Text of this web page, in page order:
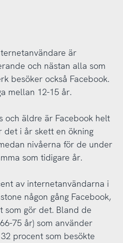
är
och nästan alla som
besöker också Facebook.
mellan 12-15 år.
och äldre är Facebook helt
det i år skett en ökning
nivåerna för de under
som tidigare år.
av internetanvändarna i
någon gång Facebook,
som gör det. Bland de
75 år) som använder
procent som besökte